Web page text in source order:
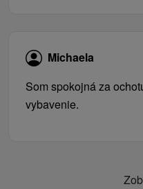
Michaela
Som spokojná za
vybavenie.